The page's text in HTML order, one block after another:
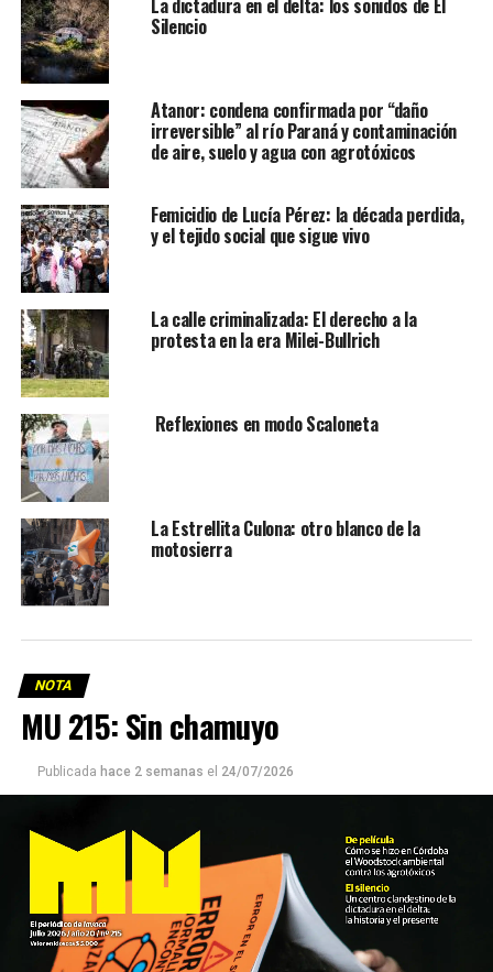
La dictadura en el delta: los sonidos de El
Silencio
Atanor: condena confirmada por “daño
irreversible” al río Paraná y contaminación
de aire, suelo y agua con agrotóxicos
Femicidio de Lucía Pérez: la década perdida,
y el tejido social que sigue vivo
La calle criminalizada: El derecho a la
protesta en la era Milei-Bullrich
Reflexiones en modo Scaloneta
La Estrellita Culona: otro blanco de la
motosierra
NOTA
MU 215: Sin chamuyo
Publicada hace 2 semanas el 24/07/2026